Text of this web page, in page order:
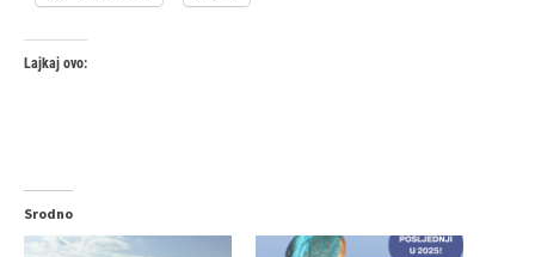
Lajkaj ovo:
Srodno